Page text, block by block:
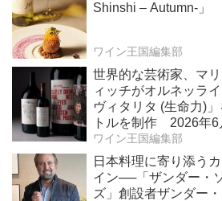
Shinshi – Autumn-」
ワイン王国編集部
世界的な芸術家、マ
ィッチがオルネッラ
ヴィタリタ (生命力)
トルを制作 2026年6
で、ボナムス主催の
ョンで販売 収益金の
R・グッゲンハイム財
品修復を支援
ワイン王国編集部
日本料理に寄り添う
イン──「ザンダー・
ズ」創設者ザンダー